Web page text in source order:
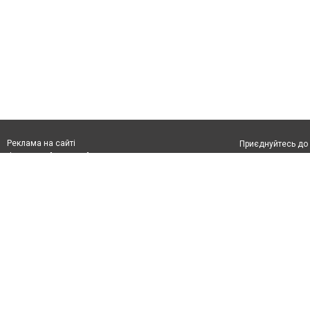
Реклама на сайті
Франшиза "CitySites"
Приєднуйтесь до